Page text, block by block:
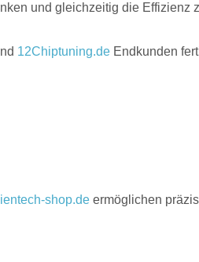
und gleichzeitig die Effizienz
12Chiptuning.de Endkunden
shop.de ermöglichen